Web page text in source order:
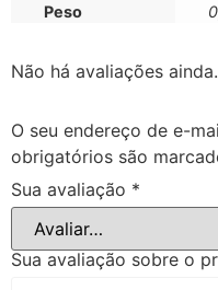
Peso
Não há avaliações ainda.
O seu endereço de e-
obrigatórios são
Sua avaliação *
Sua avaliação sobre o